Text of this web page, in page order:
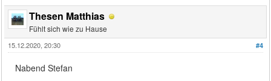
Thesen Matthias
Fühlt sich wie zu Hause
#4
15.12.2020, 20:30
Nabend Stefan